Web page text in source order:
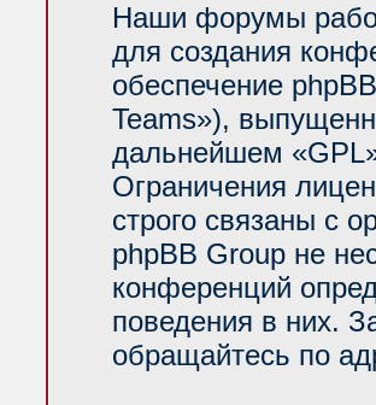
Наши форумы
для создания
обеспечение
Teams»),
дальнейшем
Ограничения
строго связаны с
phpBB Group не
конференций
поведения в них.
обращайтесь по